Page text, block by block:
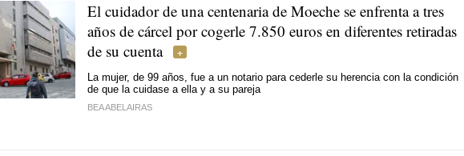
El cuidador de una centenaria de Moeche se enfrenta a tres
años de cárcel por cogerle 7.850 euros en diferentes retiradas
de su cuenta
La mujer, de 99 años, fue a un notario para cederle su herencia con la condición
de que la cuidase a ella y a su pareja
BEA ABELAIRAS